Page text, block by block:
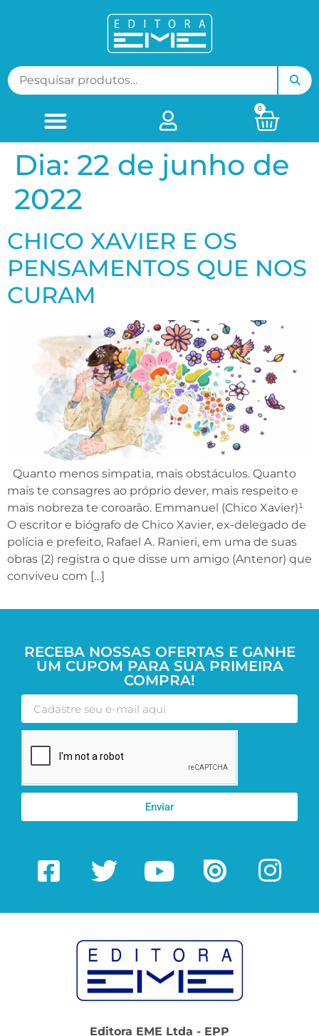
0
Dia: 22 de junho de
2022
CHICO XAVIER E OS
PENSAMENTOS QUE NOS
CURAM
Quanto menos simpatia, mais obstáculos. Quanto
mais te consagres ao próprio dever, mais respeito e
mais nobreza te coroarão. Emmanuel (Chico Xavier)¹
O escritor e biógrafo de Chico Xavier, ex-delegado de
polícia e prefeito, Rafael A. Ranieri, em uma de suas
obras (2) registra o que disse um amigo (Antenor) que
conviveu com […]
RECEBA NOSSAS OFERTAS E GANHE
UM CUPOM PARA SUA PRIMEIRA
COMPRA!
Enviar
Editora EME Ltda - EPP